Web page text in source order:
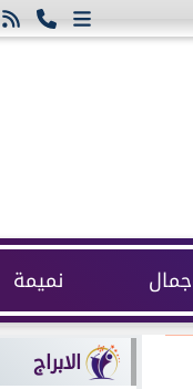
نميمة
الابراج